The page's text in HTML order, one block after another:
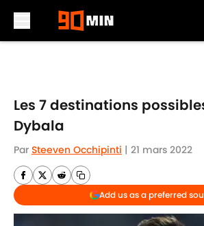
Les 7 destinations
Dybala
Par Steeven Occhipinti | 21 mars 2022
Add us as a preferred